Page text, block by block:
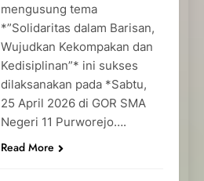
mengusung tema
*”Solidaritas dalam Barisan,
Wujudkan Kekompakan dan
Kedisiplinan”* ini sukses
dilaksanakan pada *Sabtu,
25 April 2026 di GOR SMA
Negeri 11 Purworejo….
Read More